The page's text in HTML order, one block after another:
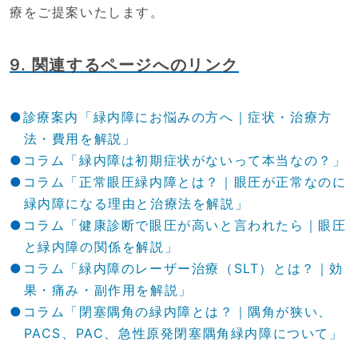
療をご提案いたします。
9. 関連するページへのリンク
診療案内「緑内障にお悩みの方へ｜症状・治療方
法・費用を解説」
コラム「緑内障は初期症状がないって本当なの？」
コラム「正常眼圧緑内障とは？｜眼圧が正常なのに
緑内障になる理由と治療法を解説」
コラム「健康診断で眼圧が高いと言われたら｜眼圧
と緑内障の関係を解説」
コラム「緑内障のレーザー治療（SLT）とは？｜効
果・痛み・副作用を解説」
コラム「閉塞隅角の緑内障とは？｜隅角が狭い、
PACS、PAC、急性原発閉塞隅角緑内障について」